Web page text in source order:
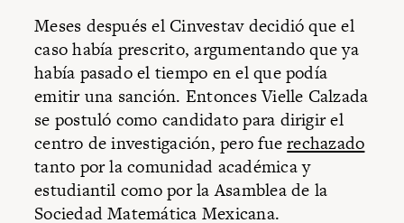
Meses después el Cinvestav decidió que el
caso había prescrito, argumentando que ya
había pasado el tiempo en el que podía
emitir una sanción. Entonces Vielle Calzada
se postuló como candidato para dirigir el
centro de investigación, pero fuerechazado
tanto por la comunidad académica y
estudiantil como por la Asamblea de la
Sociedad Matemática Mexicana.